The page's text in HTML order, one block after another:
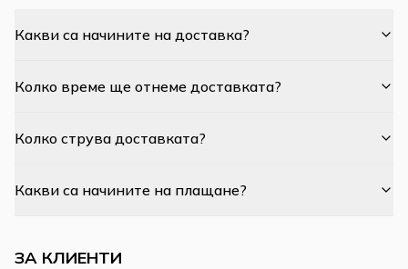
Какви са начините на доставка?
Колко време ще отнеме доставката?
Колко струва доставката?
Какви са начините на плащане?
ЗА КЛИЕНТИ